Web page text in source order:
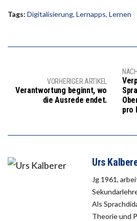
Tags: Digitalisierung, Lernapps, Lernen
VORHERIGER ARTIKEL
Verantwortung beginnt, wo
die Ausrede endet.
pro
Urs
Jg 1961,
Als
Theorie und